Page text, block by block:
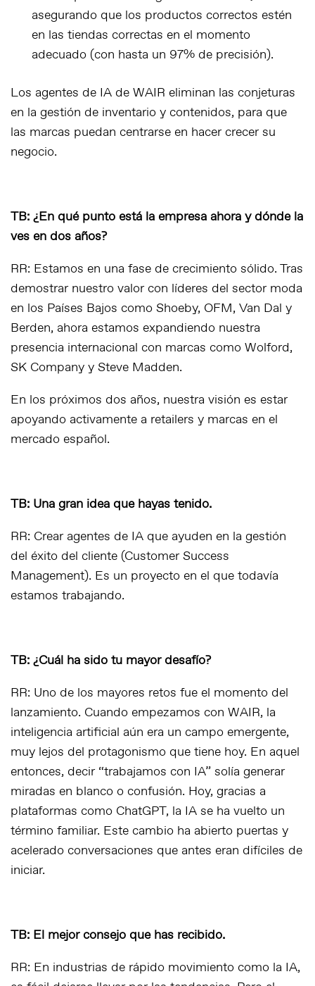
asegurando que los productos correctos estén
en las tiendas correctas en el momento
adecuado (con hasta un 97% de precisión).
Los agentes de IA de WAIR eliminan las conjeturas
en la gestión de inventario y contenidos, para que
las marcas puedan centrarse en hacer crecer su
negocio.
TB: ¿En qué punto está la empresa ahora y dónde la
ves en dos años?
RR: Estamos en una fase de crecimiento sólido. Tras
demostrar nuestro valor con líderes del sector moda
en los Países Bajos como Shoeby, OFM, Van Dal y
Berden, ahora estamos expandiendo nuestra
presencia internacional con marcas como Wolford,
SK Company y Steve Madden.
En los próximos dos años, nuestra visión es estar
apoyando activamente a retailers y marcas en el
mercado español.
TB: Una gran idea que hayas tenido.
RR: Crear agentes de IA que ayuden en la gestión
del éxito del cliente (Customer Success
Management). Es un proyecto en el que todavía
estamos trabajando.
TB: ¿Cuál ha sido tu mayor desafío?
RR: Uno de los mayores retos fue el momento del
lanzamiento. Cuando empezamos con WAIR, la
inteligencia artificial aún era un campo emergente,
muy lejos del protagonismo que tiene hoy. En aquel
entonces, decir “trabajamos con IA” solía generar
miradas en blanco o confusión. Hoy, gracias a
plataformas como ChatGPT, la IA se ha vuelto un
término familiar. Este cambio ha abierto puertas y
acelerado conversaciones que antes eran difíciles de
iniciar.
TB: El mejor consejo que has recibido.
RR: En industrias de rápido movimiento como la IA,